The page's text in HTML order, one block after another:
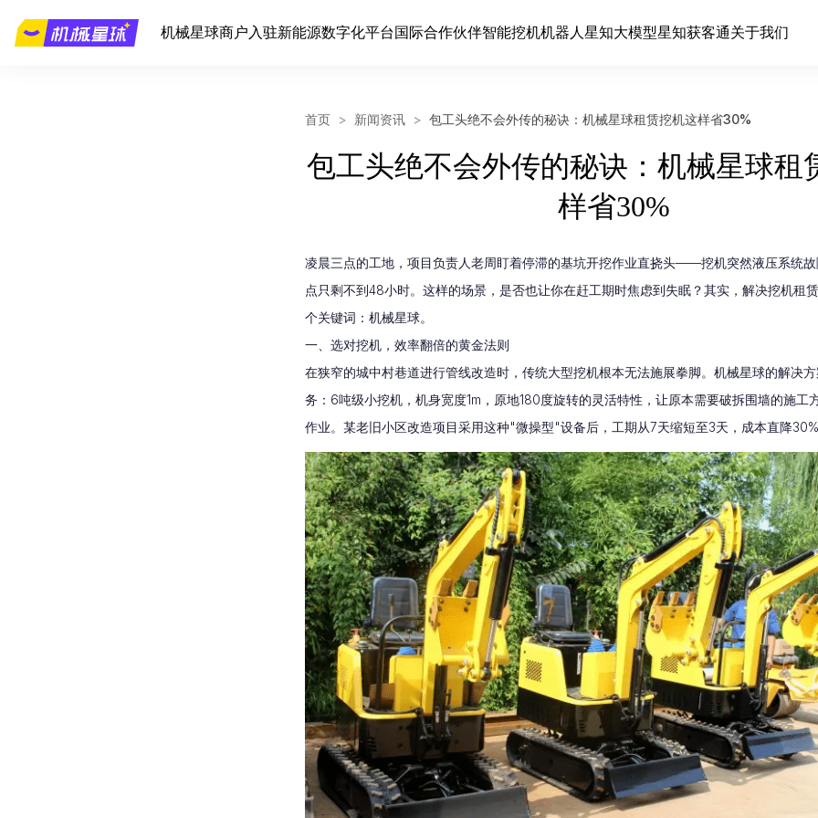
机械星球商户入驻新能源数字化平台 国际合作伙伴智能挖机机器人 星知大模型星知获客通关于我们
首页 > 新闻资讯 > 包工头绝不会外传的秘诀：机械星球租赁挖机这样省30%
包工头绝不会外传的秘诀：机械星球租
样省30%
凌晨三点的工地，项目负责人老周盯着停滞的基坑开挖作业直挠头——挖机突然液压系统
点只剩不到48小时。这样的场景，是否也让你在赶工期时焦虑到失眠？其实，解决挖机租
个关键词： 机械星球。
一、选对挖机，效率翻倍的黄金法则
在狭窄的城中村巷道进行管线改造时，传统大型挖机根本无法施展拳脚。机械星球的解决
务 ：6吨级小挖机，机身宽度1m，原地180度旋转的灵活特性，让原本需要破拆围墙的施工
作业。某老旧小区改造项目采用这种"微操型"设备后，工期从7天缩短至3天，成本直降